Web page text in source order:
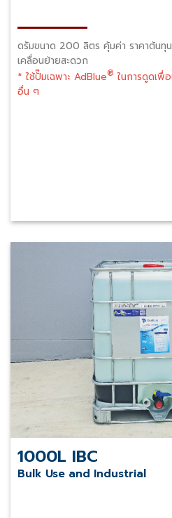
ดรัมขนาด 200 ลิตร คุ้มค่า ราคาต้นทุ
เคลื่อนย้ายสะดวก
* ใช้ปั๊มเฉพาะ AdBlue® ในการดูดเพื่
อื่น ๆ
1000L IBC
Bulk Use and Industrial